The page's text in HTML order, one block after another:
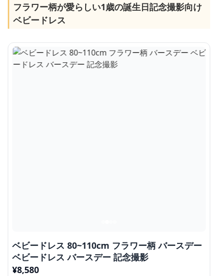
フラワー柄が愛らしい1歳の誕生日記念撮影向け
ベビードレス
ベビードレス 80~110cm フラワー柄 バースデー
ベビードレス バースデー 記念撮影
¥8,580